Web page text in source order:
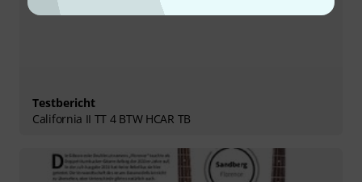
Testbericht
California II TT 4 BTW HCAR TB